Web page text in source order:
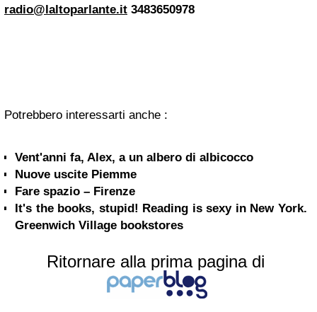
radio@laltoparlante.it 3483650978
Potrebbero interessarti anche :
Vent'anni fa, Alex, a un albero di albicocco
Nuove uscite Piemme
Fare spazio – Firenze
It's the books, stupid! Reading is sexy in New York.
Greenwich Village bookstores
Ritornare alla prima pagina di